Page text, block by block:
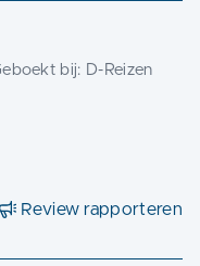
bij: D-Reizen
Review rapporteren